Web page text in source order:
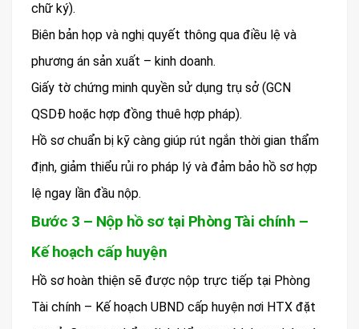
chữ ký).
Biên bản họp và nghị quyết thông qua điều lệ và
phương án sản xuất – kinh doanh.
Giấy tờ chứng minh quyền sử dụng trụ sở (GCN
QSDĐ hoặc hợp đồng thuê hợp pháp).
Hồ sơ chuẩn bị kỹ càng giúp rút ngắn thời gian thẩm
định, giảm thiểu rủi ro pháp lý và đảm bảo hồ sơ hợp
lệ ngay lần đầu nộp.
Bước 3 – Nộp hồ sơ tại Phòng Tài chính –
Kế hoạch cấp huyện
Hồ sơ hoàn thiện sẽ được nộp trực tiếp tại Phòng
Tài chính – Kế hoạch UBND cấp huyện nơi HTX đặt